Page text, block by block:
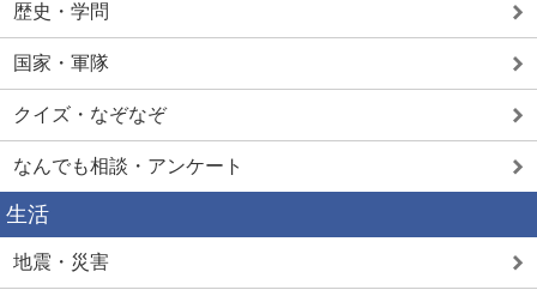
歴史・学問
国家・軍隊
クイズ・なぞなぞ
なんでも相談・アンケート
生活
地震・災害